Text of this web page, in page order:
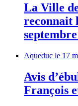
La Ville
reconnait
Aqueduc le 17
Avis
François